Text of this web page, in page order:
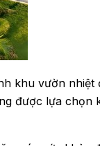
khu vườn nhiệt
được lựa